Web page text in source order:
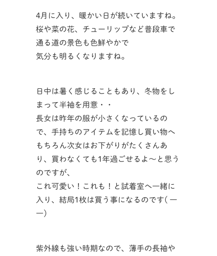
4月に入り、暖かい日が続いていますね。
桜や菜の花、チューリップなど普段車で
通る道の景色も色鮮やかで
気分も明るくなりますね。
日中は暑く感じることもあり、冬物をし
まって半袖を用意・・
長女は昨年の服が小さくなっているの
で、手持ちのアイテムを記憶し買い物へ
もちろん次女はお下がりがたくさんあ
り、買わなくても1年過ごせるよ～と思う
のですが、
これ可愛い！これも！と試着室へ一緒に
入り、結局1枚は買う事になるのです( 一
一)
紫外線も強い時期なので、薄手の長袖や